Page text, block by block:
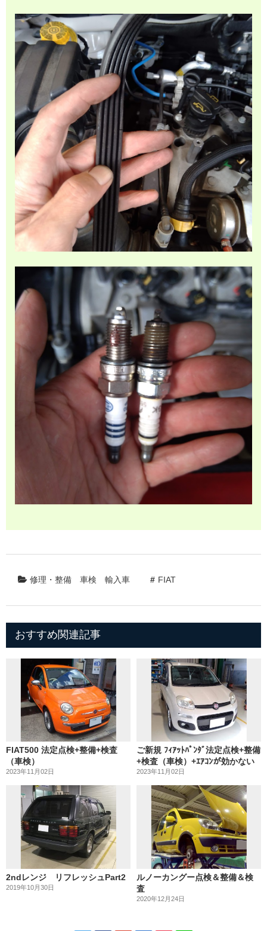
修理・整備 車検 輸入車 FIAT
おすすめ関連記事
FIAT500 法定点検+整備+検査
（車検）
2023年11月02日
ご新規 ﾌｨｱｯﾄﾊﾟﾝﾀﾞ法定点検+整備
+検査（車検）+ｴｱｺﾝが効かない
2023年11月02日
2ndレンジ リフレッシュPart2
2019年10月30日
ルノーカングー点検＆整備＆検
査
2020年12月24日